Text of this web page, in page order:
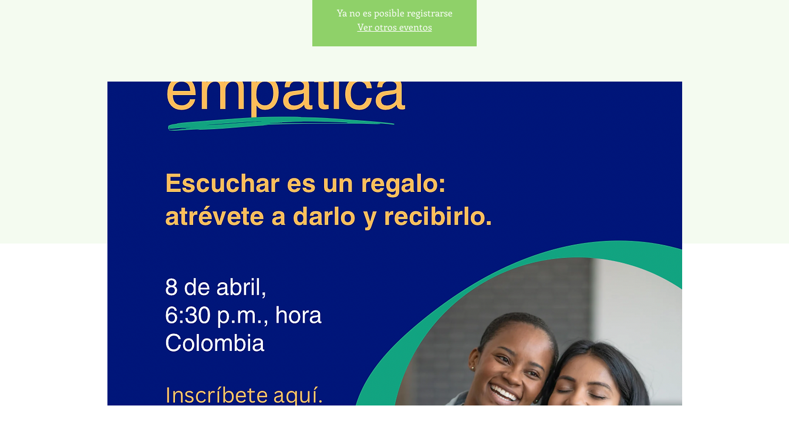
Ya no es posible registrarse
Ver otros eventos